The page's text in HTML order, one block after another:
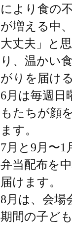
により食の
が増える中
大丈夫」と
り、温かい
がりを届け
6月は毎週日
もたちが顔
ます。
7月と9月〜
弁当配布を
届けます。
8月は、会場
期間の子ど